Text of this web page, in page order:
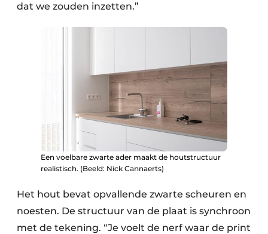
dat we zouden inzetten.”
Een voelbare zwarte ader maakt de houtstructuur
realistisch. (Beeld: Nick Cannaerts)
Het hout bevat opvallende zwarte scheuren en
noesten. De structuur van de plaat is synchroon
met de tekening. “Je voelt de nerf waar de print